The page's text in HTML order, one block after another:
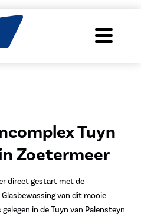
Tuyn
Zoetermeer
direct gestart met de
van dit mooie
in de Tuyn van Palensteyn